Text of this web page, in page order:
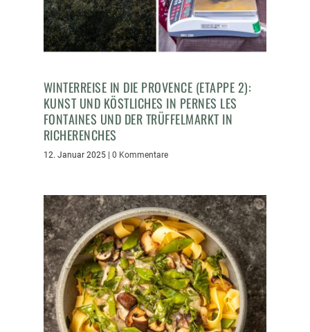
WINTERREISE IN DIE PROVENCE (ETAPPE 2):
KUNST UND KÖSTLICHES IN PERNES LES
FONTAINES UND DER TRÜFFELMARKT IN
RICHERENCHES
12. Januar 2025| 0 Kommentare